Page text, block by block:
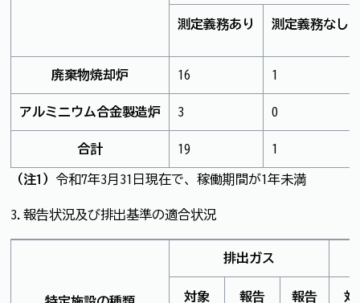
測定義務あり 測定義務なし(
廃棄物焼却炉 16 1
アルミニウム合金製造炉 3 0
合計 19 1
（注1） 令和7年3月31日現在で、稼働期間が1年未満
3.報告状況及び排出基準の適合状況
排出ガス
対象 報告 報告 対